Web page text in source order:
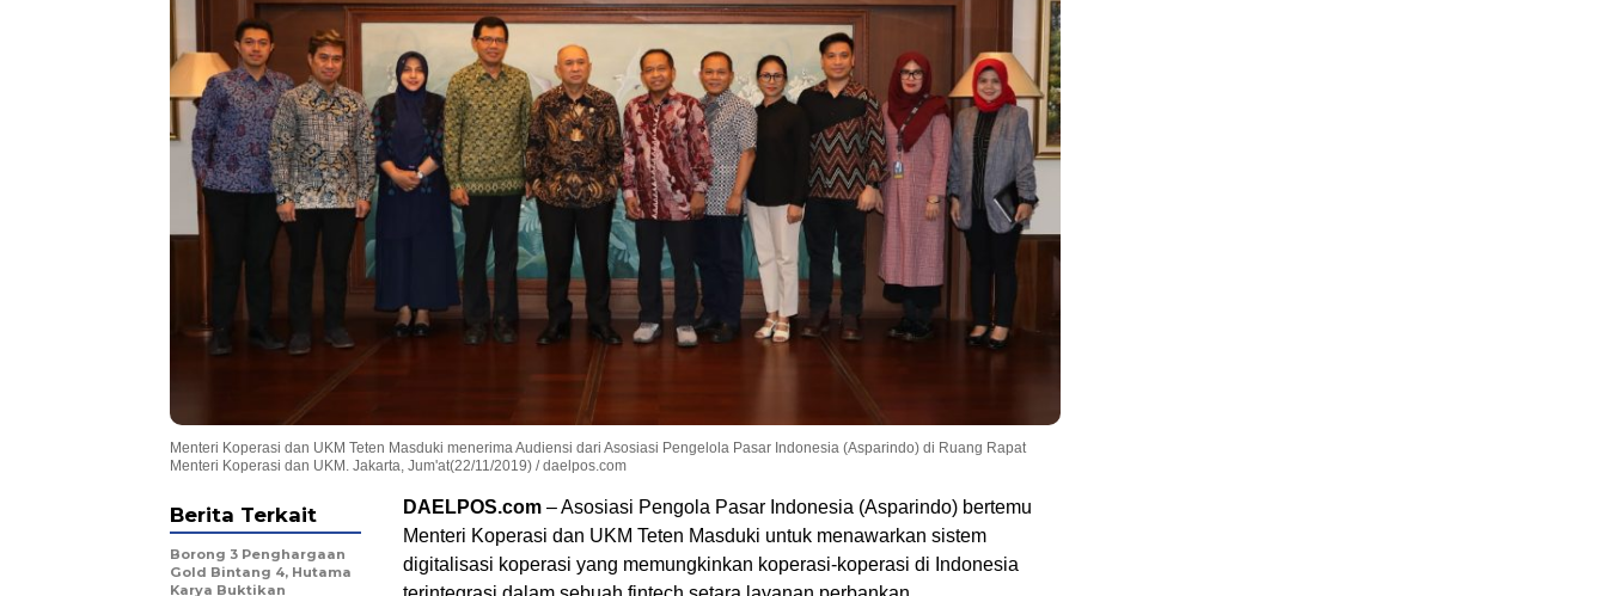
Menteri Koperasi dan UKM Teten Masduki menerima Audiensi dari Asosiasi Pengelola Pasar Indonesia (Asparindo) di Ruang Rapat
Menteri Koperasi dan UKM. Jakarta, Jum'at(22/11/2019) / daelpos.com
DAELPOS.com – Asosiasi Pengola Pasar Indonesia (Asparindo) bertemu
Menteri Koperasi dan UKM Teten Masduki untuk menawarkan sistem
digitalisasi koperasi yang memungkinkan koperasi-koperasi di Indonesia
Berita Terkait
Borong 3 Penghargaan
Gold Bintang 4, Hutama
Karya Buktikan